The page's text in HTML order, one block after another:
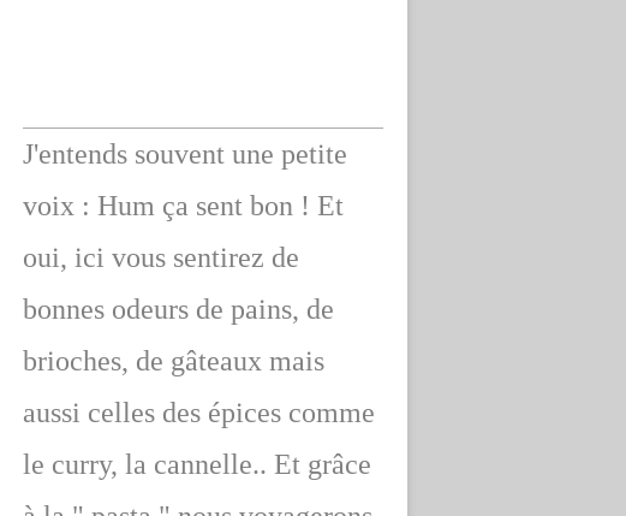
J'entends souvent une petite
voix : Hum ça sent bon ! Et
oui, ici vous sentirez de
bonnes odeurs de pains, de
brioches, de gâteaux mais
aussi celles des épices comme
le curry, la cannelle.. Et grâce